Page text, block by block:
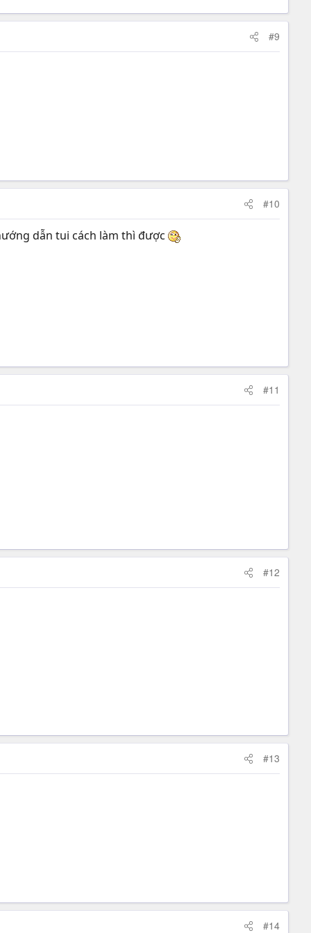
#9
#10
dẫn tui cách làm thì được
#11
#12
#13
#14